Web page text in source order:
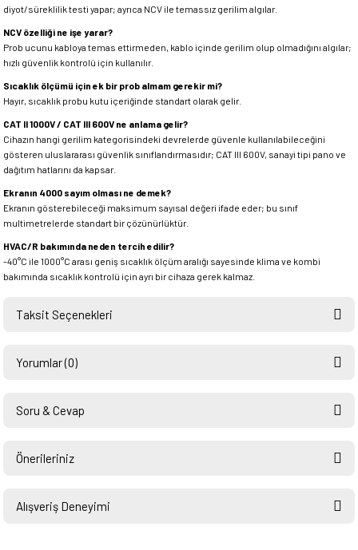
diyot/süreklilik testi yapar; ayrıca NCV ile temassız gerilim algılar.
NCV özelliği ne işe yarar?
Prob ucunu kabloya temas ettirmeden, kablo içinde gerilim olup olmadığını algılar;
hızlı güvenlik kontrolü için kullanılır.
Sıcaklık ölçümü için ek bir prob almam gerekir mi?
Hayır, sıcaklık probu kutu içeriğinde standart olarak gelir.
CAT II 1000V / CAT III 600V ne anlama gelir?
Cihazın hangi gerilim kategorisindeki devrelerde güvenle kullanılabileceğini
gösteren uluslararası güvenlik sınıflandırmasıdır; CAT III 600V, sanayi tipi pano ve
dağıtım hatlarını da kapsar.
Ekranın 4000 sayım olması ne demek?
Ekranın gösterebileceği maksimum sayısal değeri ifade eder; bu sınıf
multimetrelerde standart bir çözünürlüktür.
HVAC/R bakımında neden tercih edilir?
-40°C ile 1000°C arası geniş sıcaklık ölçüm aralığı sayesinde klima ve kombi
bakımında sıcaklık kontrolü için ayrı bir cihaza gerek kalmaz.
Taksit Seçenekleri
Yorumlar (0)
Soru & Cevap
Önerileriniz
yetersiz gördüğünüz noktaları öneri formunu kullanarak tarafımıza
Alışveriş Deneyimi